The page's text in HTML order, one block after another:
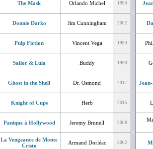
The Mask Orlando Michel 1994
Donnie Darko Jim Cunningham 2002
Pulp Fiction Vincent Vega 1994
Sailor & Lula Buddy 1990
Ghost in the Shell Dr. Osmond 2017
Knight of Cups Herb 2015
Panique à Hollywood Jeremy Brunell 2008
La Vengeance de Monte
Cristo
Armand Dorléac 2002